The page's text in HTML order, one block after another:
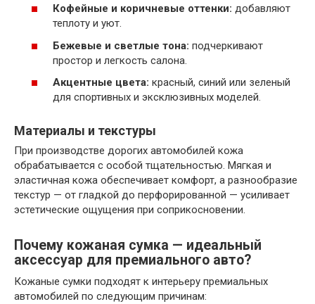
Кофейные и коричневые оттенки: добавляют
теплоту и уют.
Бежевые и светлые тона: подчеркивают
простор и легкость салона.
Акцентные цвета: красный, синий или зеленый
для спортивных и эксклюзивных моделей.
Материалы и текстуры
При производстве дорогих автомобилей кожа
обрабатывается с особой тщательностью. Мягкая и
эластичная кожа обеспечивает комфорт, а разнообразие
текстур — от гладкой до перфорированной — усиливает
эстетические ощущения при соприкосновении.
Почему кожаная сумка — идеальный
аксессуар для премиального авто?
Кожаные сумки подходят к интерьеру премиальных
автомобилей по следующим причинам: